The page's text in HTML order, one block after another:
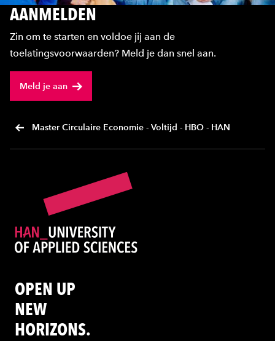
AANMELDEN
Zin om te starten en voldoe jij aan de
toelatingsvoorwaarden? Meld je dan snel aan.
Meld je aan
Master Circulaire Economie - Voltijd - HBO - HAN
OPEN UP
NEW
HORIZONS.